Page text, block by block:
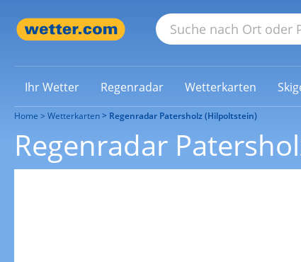
Ihr Wetter Regenradar Wetterkarten
Home Wetterkarten Regenradar Patersholz (Hilpoltstein)
Regenradar